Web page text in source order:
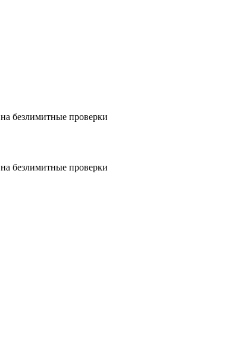
на безлимитные проверки
на безлимитные проверки